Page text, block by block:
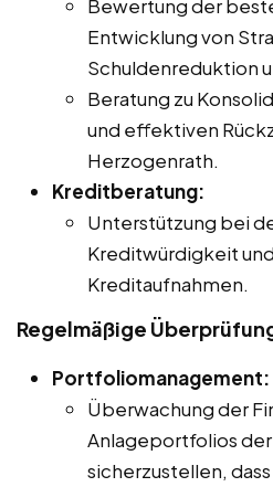
Bewertung der
Entwicklung von
Schuldenreduktion
Beratung zu
und effektiven
Herzogenrath.
Kreditberatung:
Unterstützung bei
Kreditwürdigkeit
Kreditaufnahmen.
Regelmäßige
Portfoliomanagement:
Überwachung der
Anlageportfolios der
sicherzustellen,